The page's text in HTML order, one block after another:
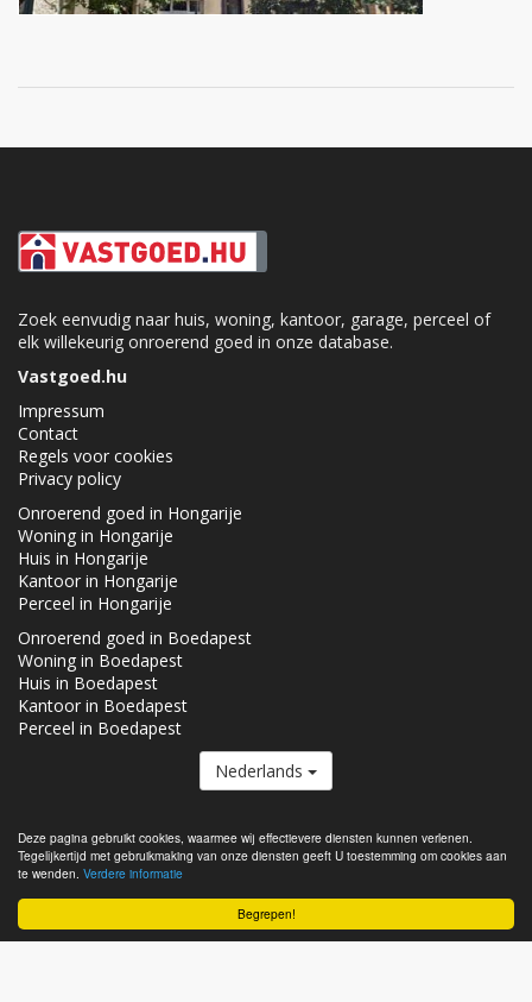
Begrepen!
Deze pagina gebruikt cookies, waarmee wij effectievere diensten kunnen verlenen.
Tegelijkertijd met gebruikmaking van onze diensten geeft U toestemming om cookies aan
te wenden. Verdere informatie
Zoek eenvudig naar huis, woning, kantoor, garage, perceel of
elk willekeurig onroerend goed in onze database.
Vastgoed.hu
Impressum
Contact
Regels voor cookies
Privacy policy
Onroerend goed in Hongarije
Woning in Hongarije
Huis in Hongarije
Kantoor in Hongarije
Perceel in Hongarije
Onroerend goed in Boedapest
Woning in Boedapest
Huis in Boedapest
Kantoor in Boedapest
Perceel in Boedapest
Nederlands
De Vastgoed.hu lid van deReal Estate Group.
Onroerende goederen te koop in Hongarije - Vastgoed.hu © 2026 Alle
rechten voorbehouden